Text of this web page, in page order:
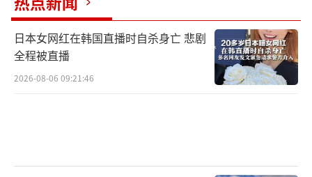
日本女网红在韩国直播时自杀身亡 悲剧
全程被直播
2026-08-06 09:21:46